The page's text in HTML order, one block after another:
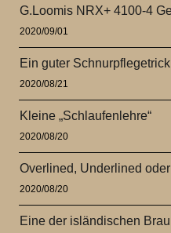
G.Loomis NRX+ 4100-4
2020/09/01
Ein guter Schnurpflegetrick
2020/08/21
Kleine „Schlaufenlehre“
2020/08/20
Overlined, Underlined
2020/08/20
Eine der isländischen